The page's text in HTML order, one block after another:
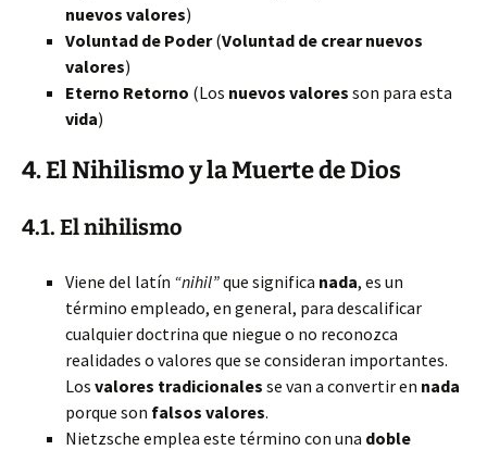
nuevos valores)
Voluntad de Poder(Voluntad de crear nuevos
valores)
Eterno Retorno (Los nuevos valores son para esta
vida)
4. ElNihilismoy laMuerte de Dios
4.1. El nihilismo
Viene del latín “nihil”que significa nada, es un
término empleado, en general, para descalificar
cualquier doctrina que niegue o no reconozca
realidades o valores que se consideran importantes.
Los valores tradicionales se van a convertir en nada
porque son falsos valores.
Nietzsche emplea este término con una doble